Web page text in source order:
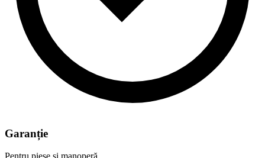
Garanție